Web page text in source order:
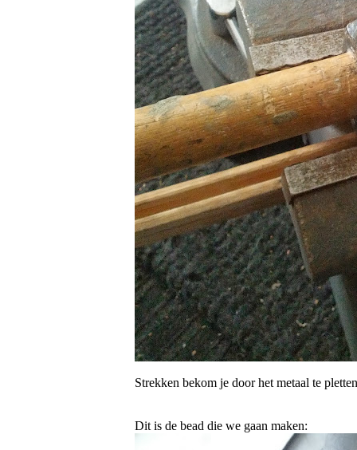
Strekken bekom je door het metaal te
Dit is de bead die we gaan maken: